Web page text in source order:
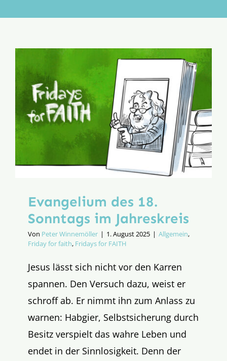
Aktion
Evangelium des 18.
Sonntags im Jahreskreis
Von Peter Winnemöller | 1. August 2025 | Allgemein,
Friday for faith, Fridays for FAITH
Jesus lässt sich nicht vor den Karren
spannen. Den Versuch dazu, weist er
schroff ab. Er nimmt ihn zum Anlass zu
warnen: Habgier, Selbstsicherung durch
Besitz verspielt das wahre Leben und
endet in der Sinnlosigkeit. Denn der